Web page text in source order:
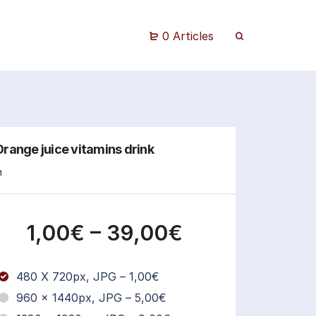
0 Articles
juice vitamins drink
1,00€ – 39,00€
480 X 720px, JPG – 1,00€
960 x 1440px, JPG – 5,00€